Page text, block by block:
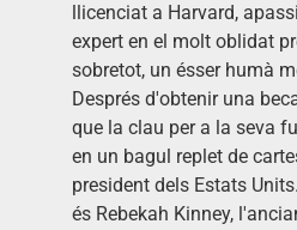
llicenciat a Harvard,
expert en el molt oblidat
sobretot, un ésser humà
Després d'obtenir una
que la clau per a la seva
en un bagul replet de
president dels Estats
és Rebekah Kinney,